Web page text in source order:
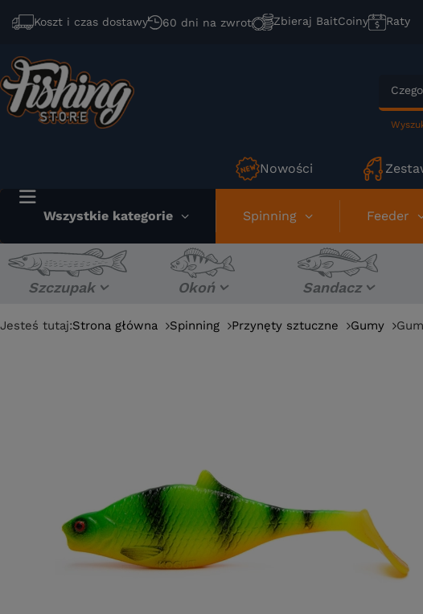
Koszt i czas dostawy 60 dni na zwrot Zbieraj BaitCoiny Raty
Nowości
Wszystkie kategorie Spinning Feeder
Szczupak Okoń Sandacz
Jesteś tutaj:Strona główna Spinning Przynęty sztuczne Gumy